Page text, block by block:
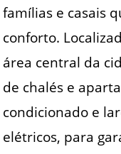
famílias e casais
conforto.
área central da
de chalés e
condicionado e
elétricos, para